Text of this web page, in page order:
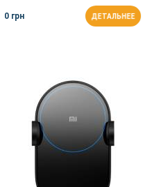
0 грн
ДЕТАЛЬНЕЕ